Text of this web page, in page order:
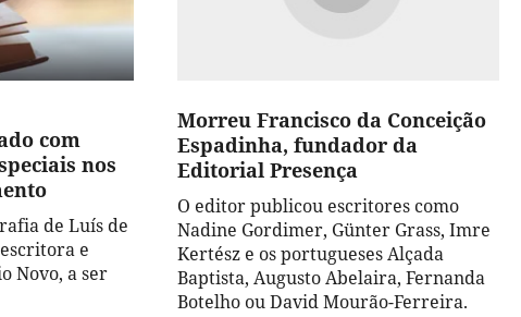
com
nos
de Luís de
e
Novo, a ser
Morreu Francisco da Conceição
Espadinha, fundador da
Editorial Presença
O editor publicou escritores como
Nadine Gordimer, Günter Grass, Imre
Kertész e os portugueses Alçada
Baptista, Augusto Abelaira, Fernanda
Botelho ou David Mourão-Ferreira.